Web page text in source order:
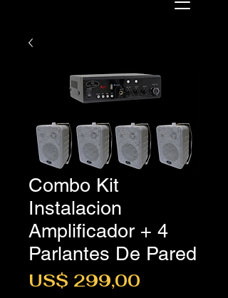
Combo Kit
Instalacion
Amplificador + 4
Parlantes De Pared
US$ 299,00